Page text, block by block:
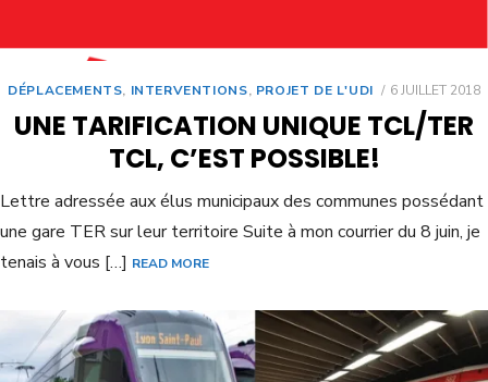
DÉPLACEMENTS, INTERVENTIONS, PROJET DE L'UDI 6 JUILLET 2018
UNE TARIFICATION UNIQUE TCL/TER
TCL, C’EST POSSIBLE!
Lettre adressée aux élus municipaux des communes possédant
une gare TER sur leur territoire Suite à mon courrier du 8 juin, je
tenais à vous […] READ MORE